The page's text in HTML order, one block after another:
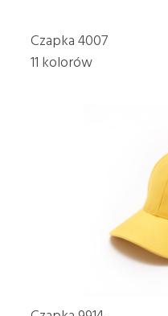
Czapka 4007
11 kolorów